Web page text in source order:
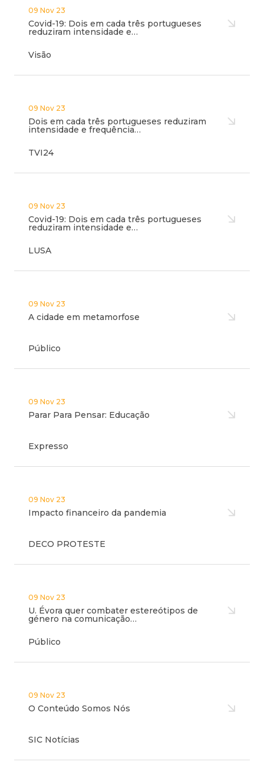
09 Nov 23
Covid-19: Dois em cada três portugueses
reduziram intensidade e…
Visão
09 Nov 23
Dois em cada três portugueses reduziram
intensidade e frequência…
TVI24
09 Nov 23
Covid-19: Dois em cada três portugueses
reduziram intensidade e…
LUSA
09 Nov 23
A cidade em metamorfose
Público
09 Nov 23
Parar Para Pensar: Educação
Expresso
09 Nov 23
Impacto financeiro da pandemia
DECO PROTESTE
09 Nov 23
U. Évora quer combater estereótipos de
género na comunicação…
Público
09 Nov 23
O Conteúdo Somos Nós
SIC Notícias